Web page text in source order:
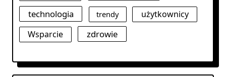
technologia trendy
użytkownicy
Wsparcie
zdrowie